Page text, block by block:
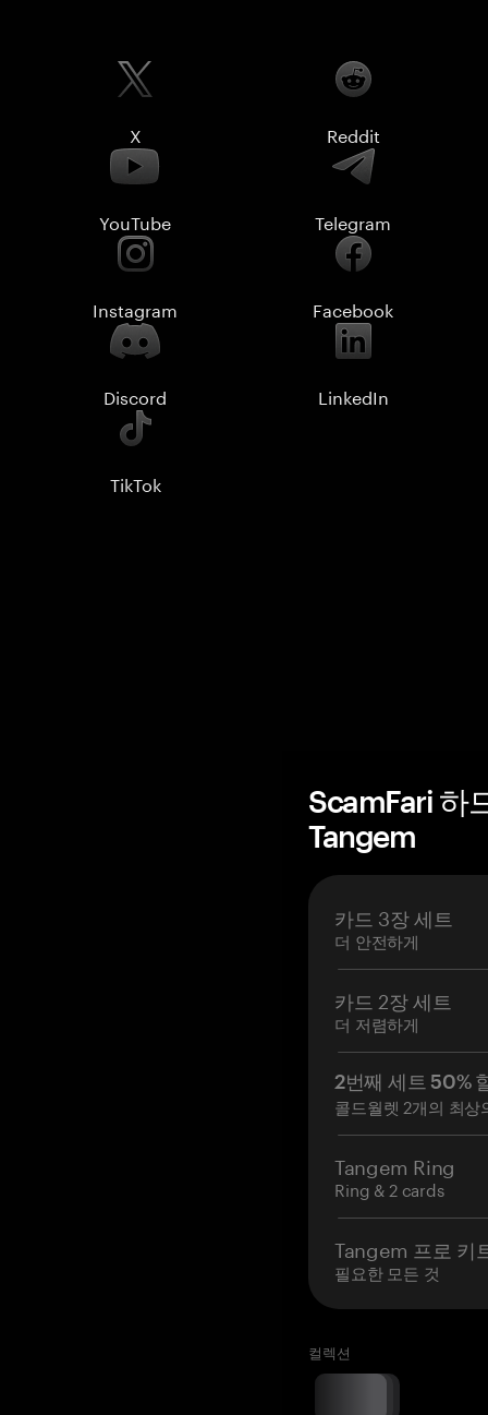
X Reddit
YouTube Telegram
Instagram Facebook
Discord LinkedIn
TikTok
ScamFari 하
Tangem
카드 3장 세트
더 안전하게
카드 2장 세트
더 저렴하게
2번째 세트 50%
콜드월렛 2개의 최상
Tangem Ring
Ring & 2 cards
Tangem 프로 키
필요한 모든 것
컬렉션